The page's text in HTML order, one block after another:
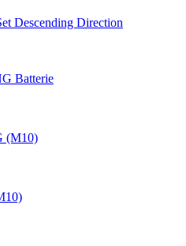
Descending Direction
Batterie
(M10)